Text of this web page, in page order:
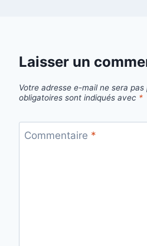
Laisser un
Votre adresse e-mail ne sera pas
obligatoires sont indiqués avec *
Commentaire *